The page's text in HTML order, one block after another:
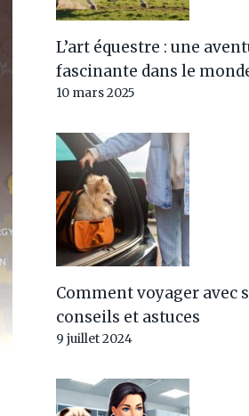
L’art équestre : une
fascinante dans le
10 mars 2025
Comment voyager avec
conseils et astuces
9 juillet 2024